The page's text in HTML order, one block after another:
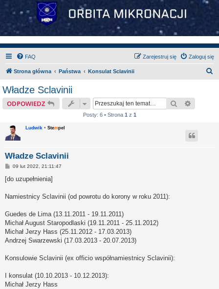
FAQ Zaloguj się
Zarejestruj się
Strona główna Państwa Konsulat Sclavinii
Władze Sclavinii
ODPOWIEDZ Szukaj
Posty: 6 • Strona 1 z 1
Ludwik • Stempel
Władze Sclavinii
P
s
09 lut 2022, 21:11:47
[do uzupełnienia]
Namiestnicy Sclavinii (od powrotu do korony w roku 2011):
Guedes de Lima (13.11.2011 - 19.11.2011)
Michał August Staropodlaski (19.11.2011 - 25.11.2012)
Michał Jerzy Hass (25.11.2012 - 17.03.2013)
Andrzej Swarzewski (17.03.2013 - 20.07.2013)
Konsulowie Sclavinii (ex officio współnamiestnicy Sclavinii):
I konsulat (10.10.2013 - 10.12.2013):
Michał Jerzy Hass